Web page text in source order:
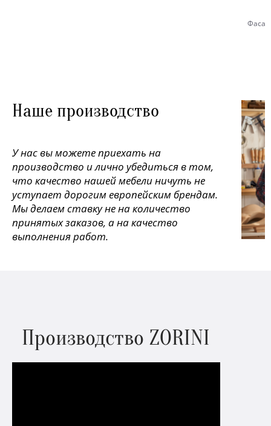
Наше производство
У нас вы можете приехать на
производство и лично убедиться в том,
что качество нашей мебели ничуть не
уступает дорогим европейским брендам.
Мы делаем ставку не на количество
принятых заказов, а на качество
выполнения работ.
Производство ZORINI